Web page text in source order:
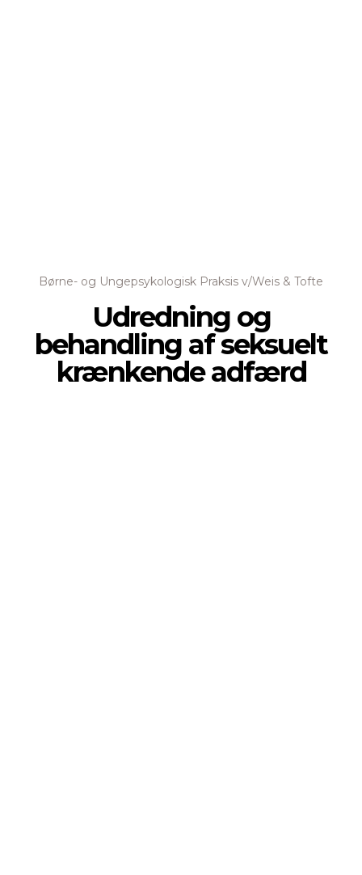
Børne- og Ungepsykologisk Praksis v/Weis & Tofte
Udredning og
behandling af seksuelt
krænkende adfærd